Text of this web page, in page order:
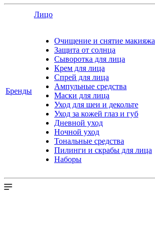
Бренды
Лицо
Очищение и снятие макияжа
Защита от солнца
Сыворотка для лица
Крем для лица
Спрей для лица
Ампульные средства
Маски для лица
Уход для шеи и декольте
Уход за кожей глаз и губ
Дневной уход
Ночной уход
Тональные средства
Пилинги и скрабы для лица
Наборы